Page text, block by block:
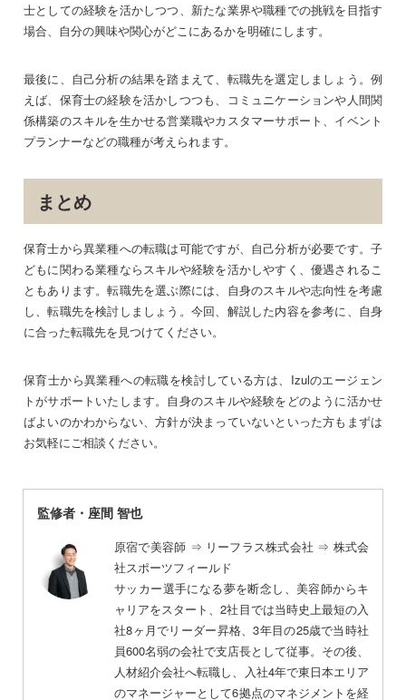
士としての経験を活かしつつ、新たな業界や職種での挑戦を目指す
場合、自分の興味や関心がどこにあるかを明確にします。
最後に、自己分析の結果を踏まえて、転職先を選定しましょう。例
えば、保育士の経験を活かしつつも、コミュニケーションや人間関
係構築のスキルを生かせる営業職やカスタマーサポート、イベント
プランナーなどの職種が考えられます。
まとめ
保育士から異業種への転職は可能ですが、自己分析が必要です。子
どもに関わる業種ならスキルや経験を活かしやすく、優遇されるこ
ともあります。転職先を選ぶ際には、自身のスキルや志向性を考慮
し、転職先を検討しましょう。今回、解説した内容を参考に、自身
に合った転職先を見つけてください。
保育士から異業種への転職を検討している方は、Izulのエージェン
トがサポートいたします。自身のスキルや経験をどのように活かせ
ばよいのかわからない、方針が決まっていないといった方もまずは
お気軽にご相談ください。
監修者・座間 智也
原宿で美容師 ⇒ リーフラス株式会社 ⇒ 株式会
社スポーツフィールド
サッカー選手になる夢を断念し、美容師からキ
ャリアをスタート、2社目では当時史上最短の入
社8ヶ月でリーダー昇格、3年目の25歳で当時社
員600名弱の会社で支店長として従事。その後、
人材紹介会社へ転職し、入社4年で東日本エリア
のマネージャーとして6拠点のマネジメントを経